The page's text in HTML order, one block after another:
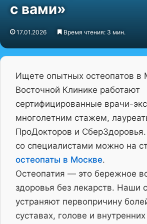
с вами»
17.01.2026 Время чтения: 3 мин.
Ищете опытных остеопатов в
Восточной Клинике работают
сертифицированные врачи-
многолетним стажем,
ПроДокторов и
со специалистами можно на
остеопаты в Москве.
Остеопатия — это бережное
здоровья без лекарств. Наши
устраняют первопричину
суставах, голове и